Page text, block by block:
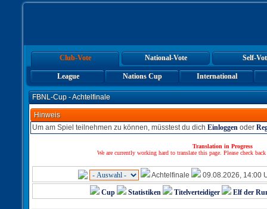
Club-Vote National-Vote Self-
League Nations Cup International
FBNL-Cup - Achtelfinale
Hinweis
Um am Spiel teilnehmen zu können, müsstest du dich Einloggen oder
Translation in Progress
We are currently working hard to translate this page. Please check
Achtelfinale 09.08.2026, 14:00
Cup Statistiken Titelverteidiger Elf der